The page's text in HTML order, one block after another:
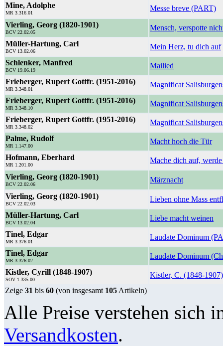
Mine, Adolphe
MR 3.316.01
Messe breve (PART)
Vierling, Georg (1820-1901)
BCV 22.02.05
Mensch, verspotte
Müller-Hartung, Carl
BCV 13.02.06
Mein Herz, tu dich auf
Schlenker, Manfred
BCV 19.06.19
Mailied
Frieberger, Rupert Gottfr. (1951-2016)
MR 3.348.01
Magnificat
Frieberger, Rupert Gottfr. (1951-2016)
MR 3.348.10
Magnificat
Frieberger, Rupert Gottfr. (1951-2016)
MR 3.348.02
Magnificat
Palme, Rudolf
MR 1.147.00
Macht hoch die Tür
Hofmann, Eberhard
MR 1.201.00
Mache dich auf,
Vierling, Georg (1820-1901)
BCV 22.02.06
Märznacht
Vierling, Georg (1820-1901)
BCV 22.02.03
Lieben ohne Mass
Müller-Hartung, Carl
BCV 13.02.04
Liebe macht weinen
Tinel, Edgar
MR 3.376.01
Laudate Dominum
Tinel, Edgar
MR 3.376.02
Laudate Dominum
Kistler, Cyrill (1848-1907)
SOV 1.335.00
Kistler, C. (1848-
Zeige 31 bis 60 (von insgesamt 105 Artikeln)
Alle Preise verstehen sich
Versandkosten.